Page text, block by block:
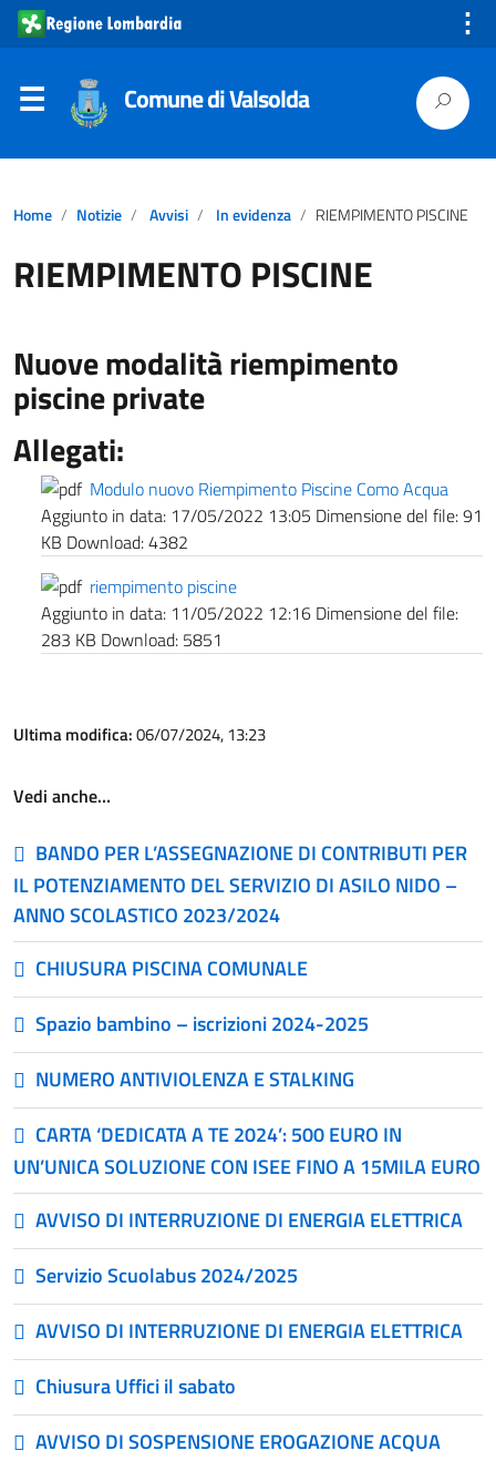
⋮
Comune di Valsolda
Home Notizie Avvisi In evidenza RIEMPIMENTO PISCINE
RIEMPIMENTO PISCINE
Nuove modalità riempimento
piscine private
Allegati:
Modulo nuovo Riempimento Piscine Como Acqua
Aggiunto in data: 17/05/2022 13:05 Dimensione del file:91
KB Download:4382
riempimento piscine
Aggiunto in data: 11/05/2022 12:16 Dimensione del file:
283 KB Download: 5851
Ultima modifica:06/07/2024, 13:23
Vedi anche…
BANDO PER L’ASSEGNAZIONE DI CONTRIBUTI PER
IL POTENZIAMENTO DEL SERVIZIO DI ASILO NIDO –
ANNO SCOLASTICO 2023/2024
CHIUSURA PISCINA COMUNALE
Spazio bambino – iscrizioni 2024-2025
NUMERO ANTIVIOLENZA E STALKING
CARTA ‘DEDICATA A TE 2024’: 500 EURO IN
UN’UNICA SOLUZIONE CON ISEE FINO A 15MILA EURO
AVVISO DI INTERRUZIONE DI ENERGIA ELETTRICA
Servizio Scuolabus 2024/2025
AVVISO DI INTERRUZIONE DI ENERGIA ELETTRICA
Chiusura Uffici il sabato
AVVISO DI SOSPENSIONE EROGAZIONE ACQUA